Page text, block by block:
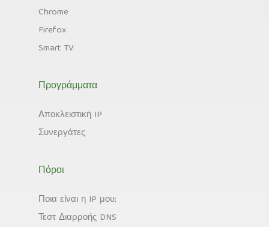
Chrome
Firefox
Smart TV
Προγράμματα
Αποκλειστική IP
Συνεργάτες
Πόροι
Ποια είναι η IP μου;
Τεστ Διαρροής DNS